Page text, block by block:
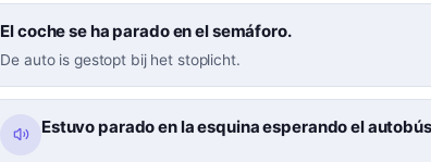
El coche se ha parado en el semáforo.
De auto is gestopt bij het stoplicht.
Estuvo parado en la esquina esperando el